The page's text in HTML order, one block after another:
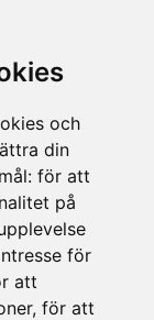
och
din
för att
på
för
att
, för att